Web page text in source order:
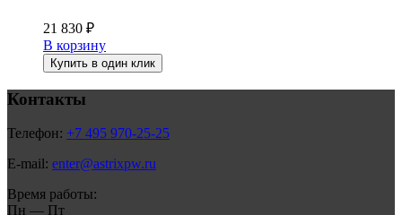
21 830 ₽
В корзину
Купить в один клик
Контакты
Телефон: +7 495 970-25-25
E-mail: enter@astrixpw.ru
Время работы:
Пн — Пт